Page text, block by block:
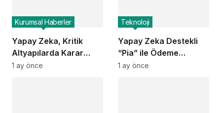
Yapay Zeka, Kritik
Altyapılarda Karar
Alma Süreçlerini
Kurumsal Haberler
1 ay önce
Yapay Zeka Destekli
“Pia” ile Ödeme
Entegrasyonları Ne
Teknoloji
1 ay önce